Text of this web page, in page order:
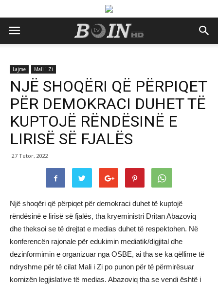
Lajme Mali i Zi
NJË SHOQËRI QË PËRPIQET
PËR DEMOKRACI DUHET TË
KUPTOJË RËNDËSINË E
LIRISË SË FJALËS
27 Tetor, 2022
Një shoqëri që përpiqet për demokraci duhet të kuptojë
rëndësinë e lirisë së fjalës, tha kryeministri Dritan Abazoviq
dhe theksoi se të drejtat e medias duhet të respektohen. Në
konferencën rajonale për edukimin mediatik/digjital dhe
dezinformimin e organizuar nga OSBE, ai tha se ka qëllime të
ndryshme për të cilat Mali i Zi po punon për të përmirësuar
kornizën legjislative të medias. Abazoviq tha se vendi është i